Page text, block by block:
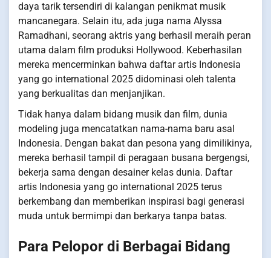
daya tarik tersendiri di kalangan penikmat musik
mancanegara. Selain itu, ada juga nama Alyssa
Ramadhani, seorang aktris yang berhasil meraih peran
utama dalam film produksi Hollywood. Keberhasilan
mereka mencerminkan bahwa daftar artis Indonesia
yang go international 2025 didominasi oleh talenta
yang berkualitas dan menjanjikan.
Tidak hanya dalam bidang musik dan film, dunia
modeling juga mencatatkan nama-nama baru asal
Indonesia. Dengan bakat dan pesona yang dimilikinya,
mereka berhasil tampil di peragaan busana bergengsi,
bekerja sama dengan desainer kelas dunia. Daftar
artis Indonesia yang go international 2025 terus
berkembang dan memberikan inspirasi bagi generasi
muda untuk bermimpi dan berkarya tanpa batas.
Para Pelopor di Berbagai Bidang